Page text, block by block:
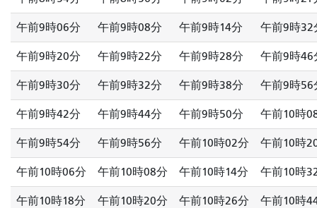
午前9時06分 午前9時08分 午前9時14分 午前9時32
午前9時20分 午前9時22分 午前9時28分 午前9時46
午前9時30分 午前9時32分 午前9時38分 午前9時56
午前9時42分 午前9時44分 午前9時50分 午前10時
午前9時54分 午前9時56分 午前10時02分 午前10時
午前10時06分 午前10時08分 午前10時14分 午前10時
午前10時18分 午前10時20分 午前10時26分 午前10時